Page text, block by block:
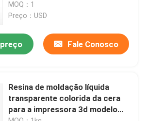
3D do laser
do metal 3D
MOQ：1
Preço：USD
Fale Conosco
Resina de moldação líquida
transparente colorida da cera
para a impressora 3d modelo